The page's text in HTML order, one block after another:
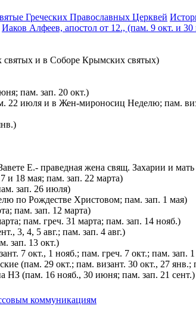
Греческих Православных Церквей
Иаков Алфеев, апостол от 12., (пам. 9 окт. и
святых и в Соборе Крымских святых)
пам. зап. 20 окт.)
22 июля и в Жен-мироносиц Неделю; пам.
Е.- праведная жена свящ. Захарии и мать
и 18 мая; пам. зап. 22 марта)
зап. 26 июля)
по Рождестве Христовом; пам. зап. 1 мая)
пам. зап. 12 марта)
пам. греч. 31 марта; пам. зап. 14 нояб.)
3, 4, 5 авг.; пам. зап. 4 авг.)
зап. 13 окт.)
7 окт., 1 нояб.; пам. греч. 7 окт.; пам. зап.
(пам. 29 окт.; пам. визант. 30 окт., 27 янв.;
НЗ (пам. 16 нояб., 30 июня; пам. зап. 21 сент.)
коммуникациям